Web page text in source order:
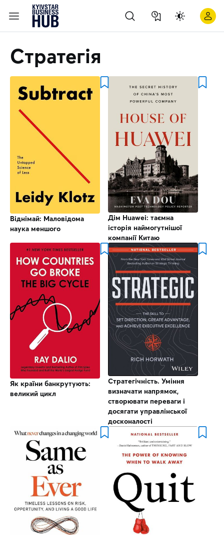
Стратегія
Віднімай: Маловідома
наука меншого
Дім Huawei: таємна
історія наймогутнішої
компанії Китаю
Як країни банкрутують:
великий цикл
Стратегічність. Уміння
визначати напрямок,
створювати переваги і
досягати управлінської
досконалості
Огляд книг про стратегії від Київстар | Kyivstar Business